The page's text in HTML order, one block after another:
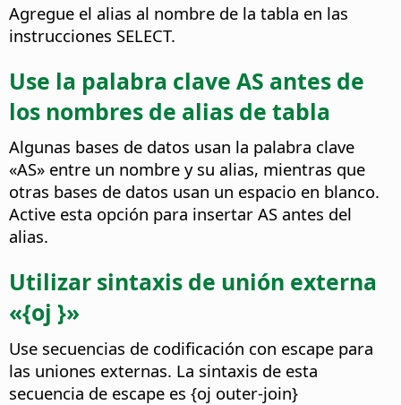
Agregue el alias al nombre de la tabla en las
instrucciones SELECT.
Use la palabra clave AS antes de
los nombres de alias de tabla
Algunas bases de datos usan la palabra clave
«AS» entre un nombre y su alias, mientras que
otras bases de datos usan un espacio en blanco.
Active esta opción para insertar AS antes del
alias.
Utilizar sintaxis de unión externa
«{oj }»
Use secuencias de codificación con escape para
las uniones externas. La sintaxis de esta
secuencia de escape es {oj outer-join}